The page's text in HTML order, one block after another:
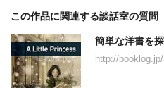
この作品に関連する談話室の質問
簡単な洋書を
http://